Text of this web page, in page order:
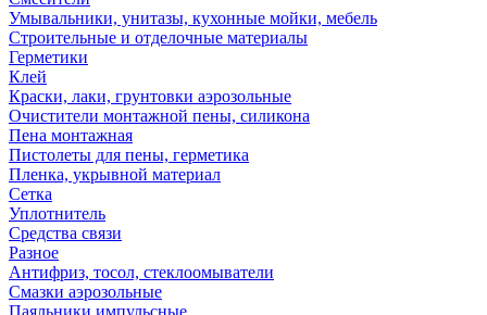
Умывальники, унитазы, кухонные мойки, мебель
Строительные и отделочные материалы
Герметики
Клей
Краски, лаки, грунтовки аэрозольные
Очистители монтажной пены, силикона
Пена монтажная
Пистолеты для пены, герметика
Пленка, укрывной материал
Сетка
Уплотнитель
Средства связи
Разное
Антифриз, тосол, стеклоомыватели
Смазки аэрозольные
Паяльники импульсные